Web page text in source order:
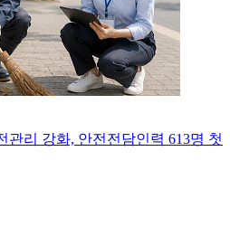
관리 강화, 안전전담인력 613명 첫